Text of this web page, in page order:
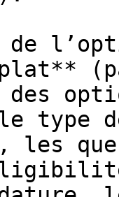
de
des
le
les